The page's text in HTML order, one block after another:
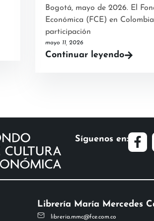
Bogotá, mayo de 2026. El
Económica (FCE) en
participación
mayo 11, 2026
Continuar leyendo
Síguenos en:
Librería María Mercedes
libreria.mmc@fce.com.co